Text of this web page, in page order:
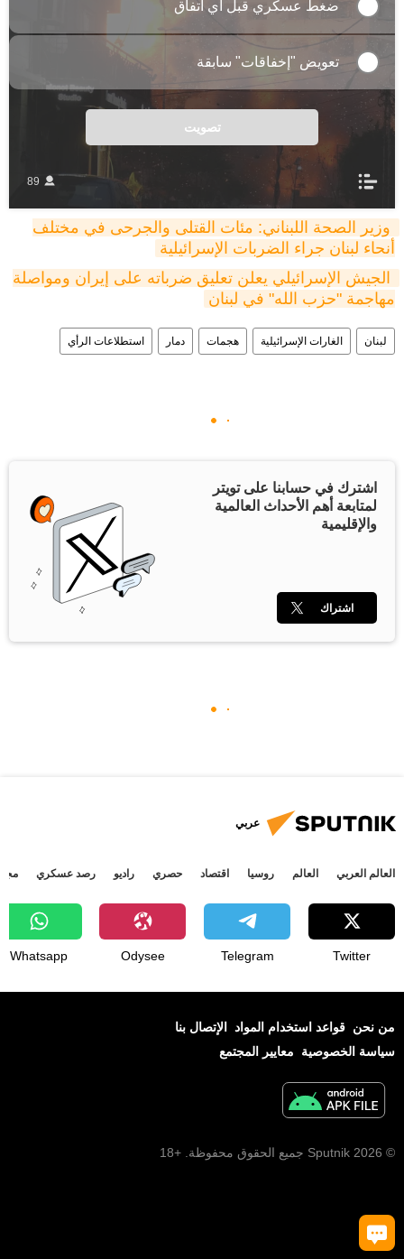
ضغط عسكري قبل أي اتفاق
تعويض "إخفاقات" سابقة
تصويت
89
أنحاء لبنان جراء الضربات الإسرائيلية
مهاجمة "حزب الله" في لبنان
لبنان الغارات الإسرائيلية هجمات دمار استطلاعات الرأي
اشترك في حسابنا على تويتر
لمتابعة أهم الأحداث العالمية
والإقليمية
اشتراك
عربي
العالم العربي العالم روسيا اقتصاد حصري راديو رصد عسكري
Twitter
Telegram
Odysee
Whatsapp
من نحن قواعد استخدام المواد
الإتصال بنا
سياسة الخصوصية
معايير المجتمع
© 2026 Sputnik جميع الحقوق محفوظة. +18